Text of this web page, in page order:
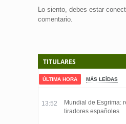
Lo siento, debes estar
comentario.
TITULARES
ÚLTIMA HORA MÁS LEÍDAS
13:52
Mundial de Esgrima:
tiradores españoles